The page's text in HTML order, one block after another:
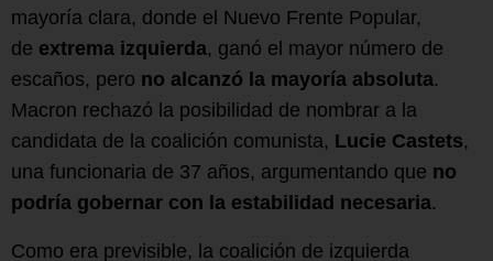
mayoría clara, donde el Nuevo Frente Popular,
de extrema izquierda, ganó el mayor número de
escaños, pero no alcanzó la mayoría absoluta.
Macron rechazó la posibilidad de nombrar a la
candidata de la coalición comunista, Lucie Castets,
una funcionaria de 37 años, argumentando que no
podría gobernar con la estabilidad necesaria.
Como era previsible, la coalición de izquierda